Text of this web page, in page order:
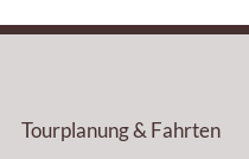
Tourplanung & Fahrten